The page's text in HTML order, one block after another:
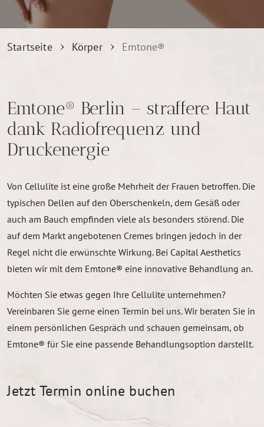
Startseite Körper Emtone®
Emtone® Berlin – straffere Haut
dank Radiofrequenz und
Druckenergie
Von Cellulite ist eine große Mehrheit der Frauen betroffen. Die
typischen Dellen auf den Oberschenkeln, dem Gesäß oder
auch am Bauch empfinden viele als besonders störend. Die
auf dem Markt angebotenen Cremes bringen jedoch in der
Regel nicht die erwünschte Wirkung. Bei Capital Aesthetics
bieten wir mit dem Emtone® eine innovative Behandlung an.
Möchten Sie etwas gegen Ihre Cellulite unternehmen?
Vereinbaren Sie gerne einen Termin bei uns. Wir beraten Sie in
einem persönlichen Gespräch und schauen gemeinsam, ob
Emtone® für Sie eine passende Behandlungsoption darstellt.
Jetzt Termin online buchen